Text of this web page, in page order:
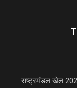
राष्ट्रमंडल खेल